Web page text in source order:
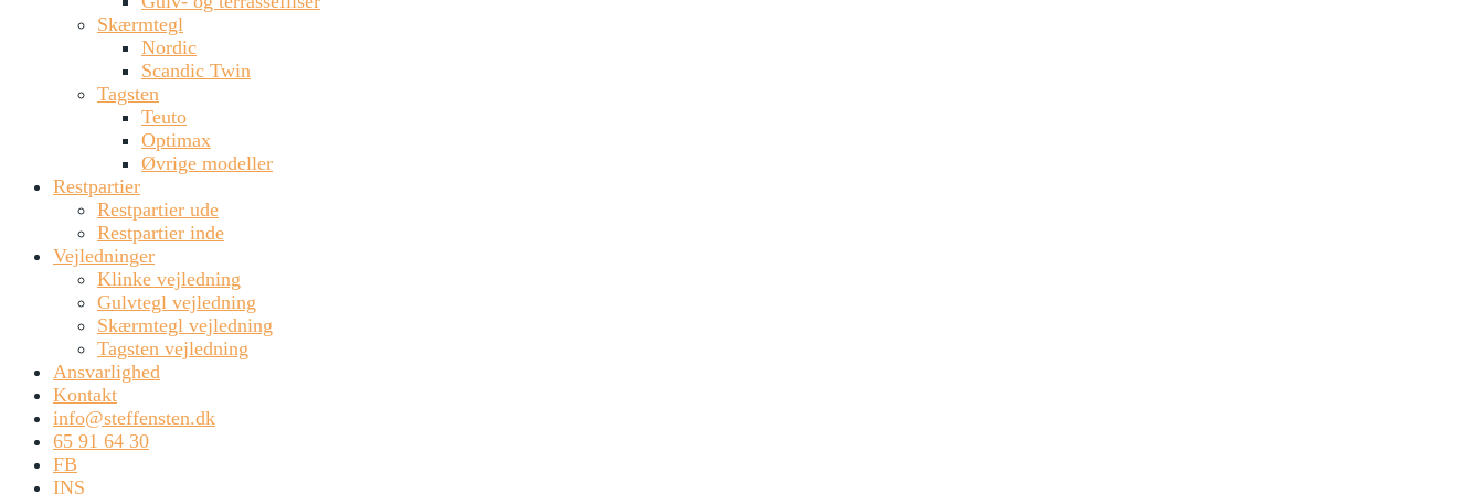
Skærmtegl
Nordic
Scandic Twin
Tagsten
Teuto
Optimax
Øvrige modeller
Restpartier
Restpartier ude
Restpartier inde
Vejledninger
Klinke vejledning
Gulvtegl vejledning
Skærmtegl vejledning
Tagsten vejledning
Ansvarlighed
Kontakt
info@steffensten.dk
65 91 64 30
FB
INS